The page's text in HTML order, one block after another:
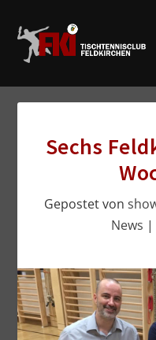
Sechs
Gepostet von
News |